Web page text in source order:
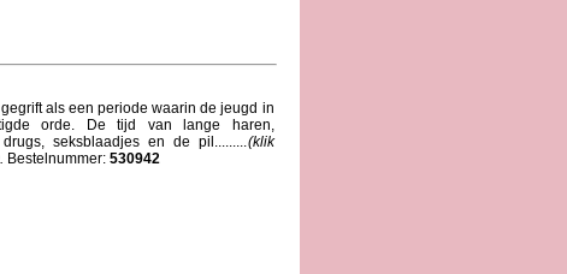
als een periode waarin de jeugd in
orde. De tijd van lange haren,
drugs, seksblaadjes en de pil.........(klik
Bestelnummer: 530942